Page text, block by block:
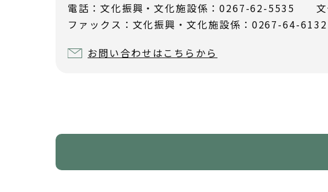
電話：文化振興・文化施設係：0267-62-5535 文
ファックス：文化振興・文化施設係：0267-64-
お問い合わせはこちらから